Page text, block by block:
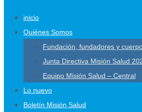
inicio
Quiénes Somos
Fundación, fundadores y
Junta Directiva Misión Salud
Equipo Misión Salud – Central
Lo nuevo
Boletín Misión Salud